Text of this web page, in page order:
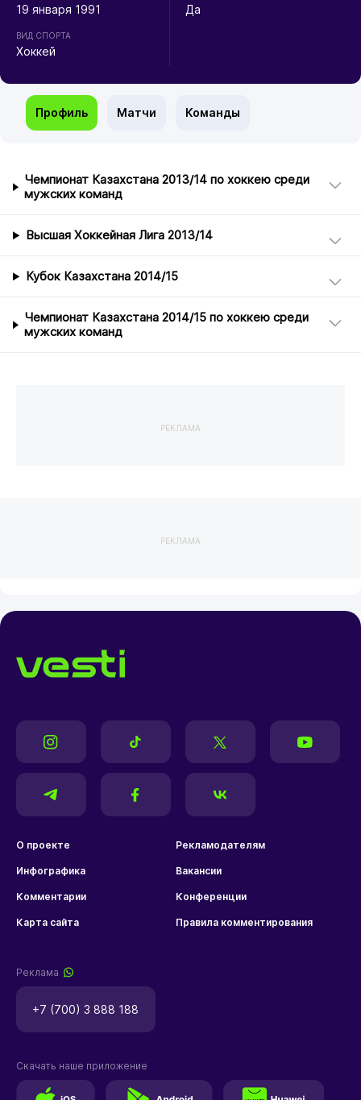
19 января 1991
ВИД СПОРТА
Хоккей
Да
Профиль Матчи Команды
Чемпионат Казахстана 2013/14 по хоккею среди
мужских команд
Высшая Хоккейная Лига 2013/14
Кубок Казахстана 2014/15
Чемпионат Казахстана 2014/15 по хоккею среди
мужских команд
РЕКЛАМА
РЕКЛАМА
О проекте Рекламодателям
Инфографика Вакансии
Комментарии Конференции
Карта сайта Правила комментирования
Реклама
+7 (700) 3 888 188
Скачать наше приложение